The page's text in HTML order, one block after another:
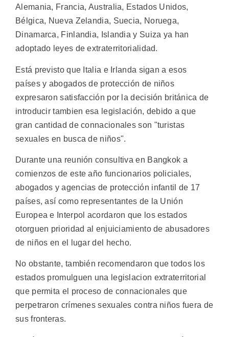
Alemania, Francia, Australia, Estados Unidos,
Bélgica, Nueva Zelandia, Suecia, Noruega,
Dinamarca, Finlandia, Islandia y Suiza ya han
adoptado leyes de extraterritorialidad.
Está previsto que Italia e Irlanda sigan a esos
países y abogados de protección de niños
expresaron satisfacción por la decisión británica de
introducir tambien esa legislación, debido a que
gran cantidad de connacionales son "turistas
sexuales en busca de niños".
Durante una reunión consultiva en Bangkok a
comienzos de este año funcionarios policiales,
abogados y agencias de protección infantil de 17
países, así como representantes de la Unión
Europea e Interpol acordaron que los estados
otorguen prioridad al enjuiciamiento de abusadores
de niños en el lugar del hecho.
No obstante, también recomendaron que todos los
estados promulguen una legislacion extraterritorial
que permita el proceso de connacionales que
perpetraron crímenes sexuales contra niños fuera de
sus fronteras.